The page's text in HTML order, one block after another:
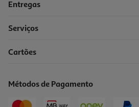
Entregas
Serviços
Cartões
Métodos de Pagamento